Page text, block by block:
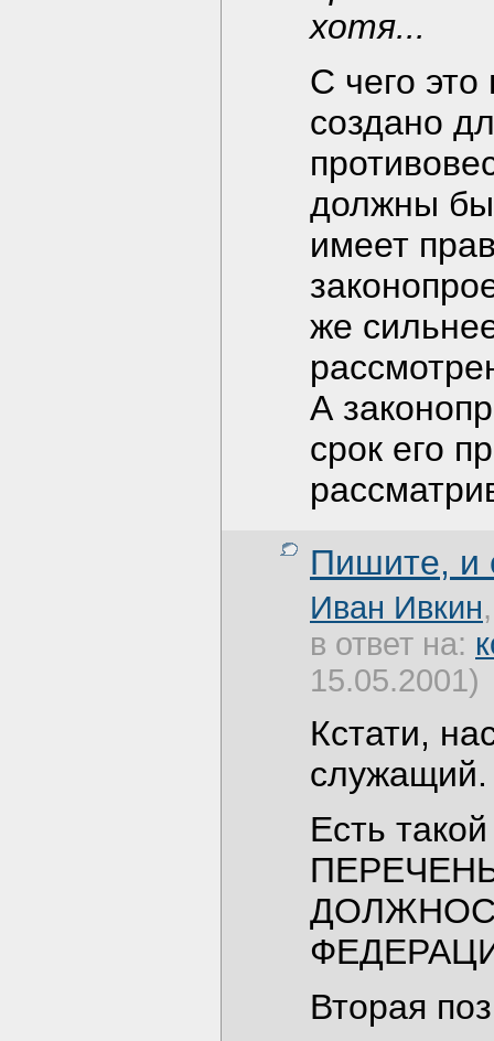
хотя...
С чего
создано
должны
имеет
же
А
срок его
Пишите, и
Иван Ивкин
в ответ на:
15.05.2001)
Кстати,
служащий.
Есть
Вторая